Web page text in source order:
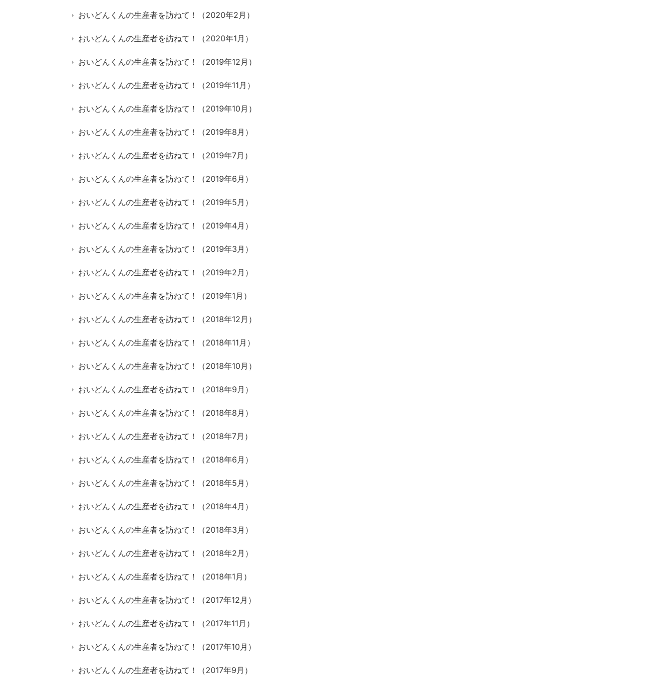
おいどんくんの生産者を訪ねて！（2020年2月）
おいどんくんの生産者を訪ねて！（2020年1月）
おいどんくんの生産者を訪ねて！（2019年12月）
おいどんくんの生産者を訪ねて！（2019年11月）
おいどんくんの生産者を訪ねて！（2019年10月）
おいどんくんの生産者を訪ねて！（2019年8月）
おいどんくんの生産者を訪ねて！（2019年7月）
おいどんくんの生産者を訪ねて！（2019年6月）
おいどんくんの生産者を訪ねて！（2019年5月）
おいどんくんの生産者を訪ねて！（2019年4月）
おいどんくんの生産者を訪ねて！（2019年3月）
おいどんくんの生産者を訪ねて！（2019年2月）
おいどんくんの生産者を訪ねて！（2019年1月）
おいどんくんの生産者を訪ねて！（2018年12月）
おいどんくんの生産者を訪ねて！（2018年11月）
おいどんくんの生産者を訪ねて！（2018年10月）
おいどんくんの生産者を訪ねて！（2018年9月）
おいどんくんの生産者を訪ねて！（2018年8月）
おいどんくんの生産者を訪ねて！（2018年7月）
おいどんくんの生産者を訪ねて！（2018年6月）
おいどんくんの生産者を訪ねて！（2018年5月）
おいどんくんの生産者を訪ねて！（2018年4月）
おいどんくんの生産者を訪ねて！（2018年3月）
おいどんくんの生産者を訪ねて！（2018年2月）
おいどんくんの生産者を訪ねて！（2018年1月）
おいどんくんの生産者を訪ねて！（2017年12月）
おいどんくんの生産者を訪ねて！（2017年11月）
おいどんくんの生産者を訪ねて！（2017年10月）
おいどんくんの生産者を訪ねて！（2017年9月）